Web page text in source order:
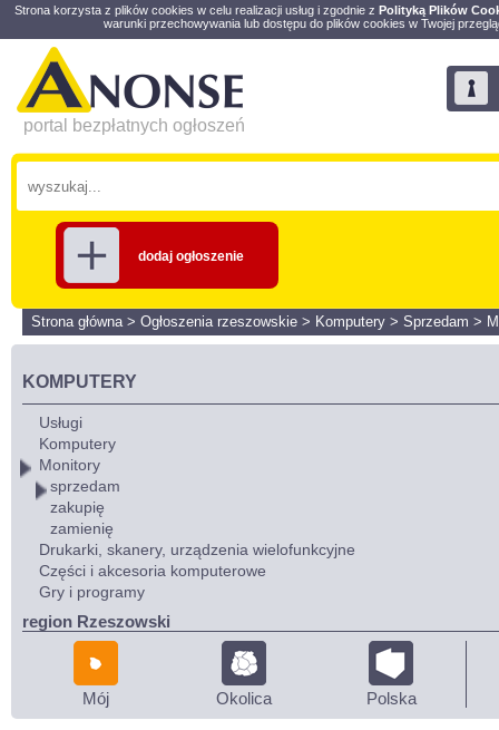
Strona korzysta z plików cookies w celu realizacji usług i zgodnie z Polityką Plików
warunki przechowywania lub dostępu do plików cookies w Twojej
portal bezpłatnych ogłoszeń
dodaj ogłoszenie
Strona główna> Ogłoszenia rzeszowskie > Komputery > Sprzedam >
KOMPUTERY
Usługi
Komputery
Monitory
sprzedam
zakupię
zamienię
Drukarki, skanery, urządzenia wielofunkcyjne
Części i akcesoria komputerowe
Gry i programy
region Rzeszowski
Mój Okolica Polska